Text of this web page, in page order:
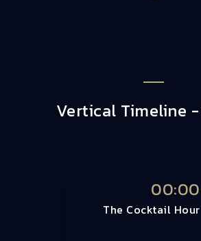
Vertical Timeline -
00:00
The Cocktail Hour